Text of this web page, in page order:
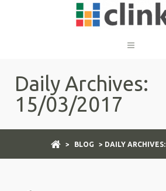
Daily Archives:
15/03/2017
> BLOG > DAILY ARCHIVES: